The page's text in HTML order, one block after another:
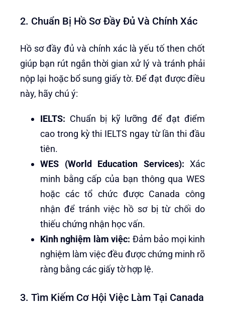
2. Chuẩn Bị Hồ Sơ Đầy Đủ Và Chính Xác
Hồ sơ đầy đủ và chính xác là yếu tố then chốt
giúp bạn rút ngắn thời gian xử lý và tránh phải
nộp lại hoặc bổ sung giấy tờ. Để đạt được điều
này, hãy chú ý:
IELTS: Chuẩn bị kỹ lưỡng để đạt điểm
cao trong kỳ thi IELTS ngay từ lần thi đầu
tiên.
WES (World Education Services): Xác
minh bằng cấp của bạn thông qua WES
hoặc các tổ chức được Canada công
nhận để tránh việc hồ sơ bị từ chối do
thiếu chứng nhận học vấn.
Kinh nghiệm làm việc: Đảm bảo mọi kinh
nghiệm làm việc đều được chứng minh rõ
ràng bằng các giấy tờ hợp lệ.
3. Tìm Kiếm Cơ Hội Việc Làm Tại Canada